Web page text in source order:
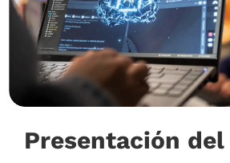
Presentación del